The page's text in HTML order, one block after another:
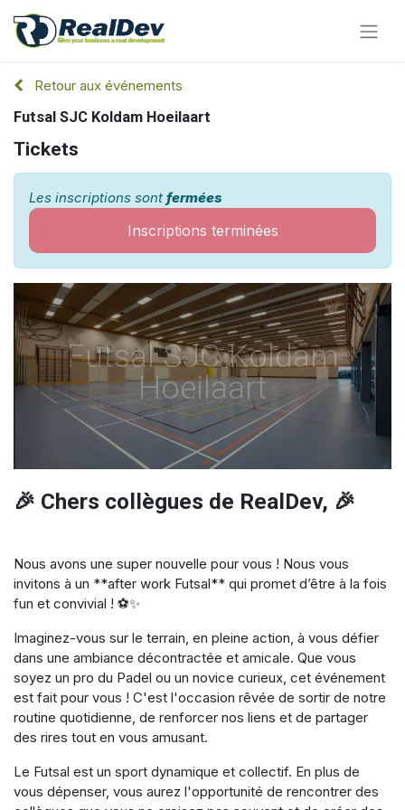
Retour aux événements
Futsal SJC Koldam Hoeilaart
Tickets
Les inscriptions sont fermées
Inscriptions terminées
Futsal SJC Koldam
Hoeilaart
🎉 Chers collègues de RealDev, 🎉
Nous avons une super nouvelle pour vous ! Nous vous
invitons à un **after work Futsal** qui promet d’être à la fois
fun et convivial ! ⚽✨
Imaginez-vous sur le terrain, en pleine action, à vous défier
dans une ambiance décontractée et amicale. Que vous
soyez un pro du Padel ou un novice curieux, cet événement
est fait pour vous ! C'est l'occasion rêvée de sortir de notre
routine quotidienne, de renforcer nos liens et de partager
des rires tout en vous amusant.
Le Futsal est un sport dynamique et collectif. En plus de
vous dépenser, vous aurez l'opportunité de rencontrer des